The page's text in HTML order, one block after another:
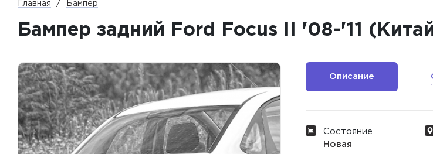
Главная Бампер
Бампер задний Ford Focus II '08-'11
Описание
Состояние
Новая